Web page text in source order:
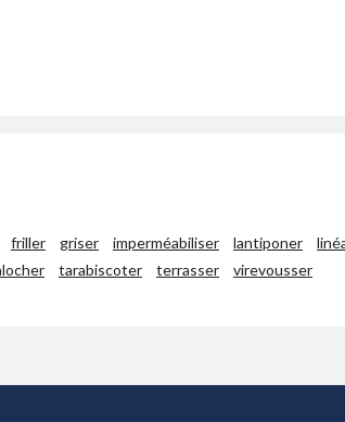
friller griser imperméabiliser lantiponer
tarabiscoter terrasser virevousser